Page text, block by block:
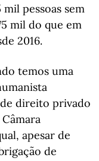
pessoas sem
mil do que em
2016.
temos uma
direito privado
apesar de
de